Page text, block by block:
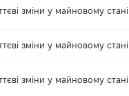
зміни y майновому стані
зміни y майновому стані
зміни y майновому стані